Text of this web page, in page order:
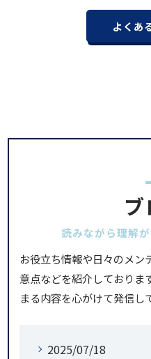
よくあ
読みながら理解
お役立ち情報や日々のメン
意点などを紹介しておりま
まる内容を心がけて発信し
2025/07/18